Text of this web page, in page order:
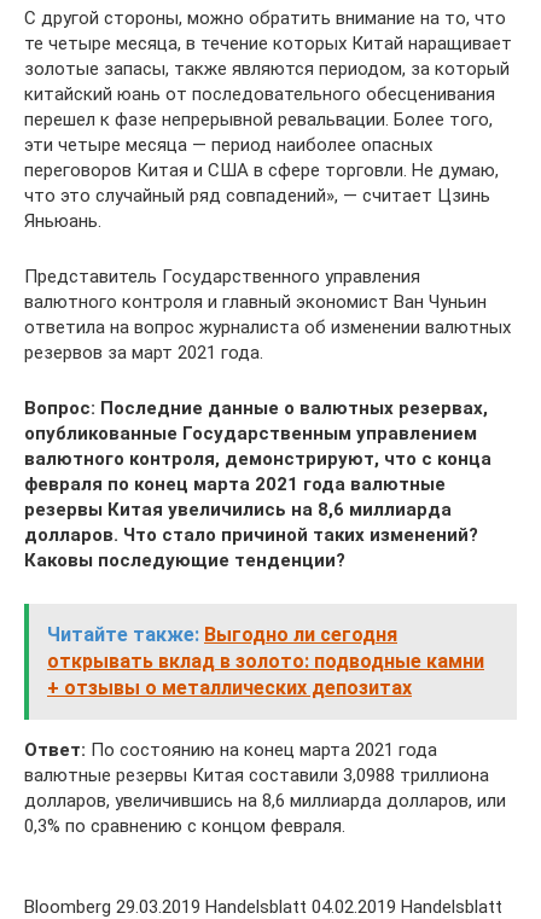
С другой стороны, можно обратить внимание на то, что
те четыре месяца, в течение которых Китай наращивает
золотые запасы, также являются периодом, за который
китайский юань от последовательного обесценивания
перешел к фазе непрерывной ревальвации. Более того,
эти четыре месяца — период наиболее опасных
переговоров Китая и США в сфере торговли. Не думаю,
что это случайный ряд совпадений», — считает Цзинь
Яньюань.
Представитель Государственного управления
валютного контроля и главный экономист Ван Чуньин
ответила на вопрос журналиста об изменении валютных
резервов за март 2021 года.
Вопрос: Последние данные о валютных резервах,
опубликованные Государственным управлением
валютного контроля, демонстрируют, что с конца
февраля по конец марта 2021 года валютные
резервы Китая увеличились на 8,6 миллиарда
долларов. Что стало причиной таких изменений?
Каковы последующие тенденции?
Читайте также: Выгодно ли сегодня
открывать вклад в золото: подводные камни
+ отзывы о металлических депозитах
Ответ: По состоянию на конец марта 2021 года
валютные резервы Китая составили 3,0988 триллиона
долларов, увеличившись на 8,6 миллиарда долларов, или
0,3% по сравнению с концом февраля.
Bloomberg 29.03.2019 Handelsblatt 04.02.2019 Handelsblatt